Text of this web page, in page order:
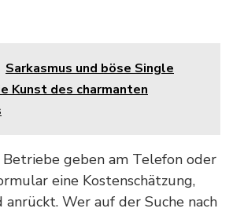
Sarkasmus und böse Single
Kunst des charmanten
Betriebe geben am Telefon oder
eine Kostenschätzung,
anrückt. Wer auf der Suche nach